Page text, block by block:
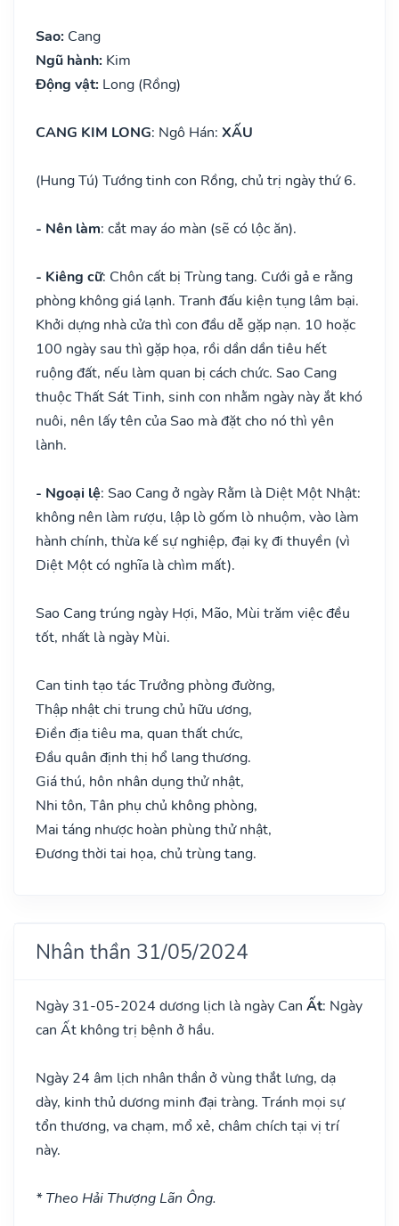
Sao: Cang
Ngũ hành: Kim
Động vật: Long (Rồng)
CANG KIM LONG: Ngô Hán: XẤU
(Hung Tú) Tướng tinh con Rồng, chủ trị ngày thứ 6.
- Nên làm: cắt may áo màn (sẽ có lộc ăn).
- Kiêng cữ: Chôn cất bị Trùng tang. Cưới gả e rằng
phòng không giá lạnh. Tranh đấu kiện tụng lâm bại.
Khởi dựng nhà cửa thì con đầu dễ gặp nạn. 10 hoặc
100 ngày sau thì gặp họa, rồi dần dần tiêu hết
ruộng đất, nếu làm quan bị cách chức. Sao Cang
thuộc Thất Sát Tinh, sinh con nhằm ngày này ắt khó
nuôi, nên lấy tên của Sao mà đặt cho nó thì yên
lành.
- Ngoại lệ: Sao Cang ở ngày Rằm là Diệt Một Nhật:
không nên làm rượu, lập lò gốm lò nhuộm, vào làm
hành chính, thừa kế sự nghiệp, đại kỵ đi thuyền (vì
Diệt Một có nghĩa là chìm mất).
Sao Cang trúng ngày Hợi, Mão, Mùi trăm việc đều
tốt, nhất là ngày Mùi.
Can tinh tạo tác Trưởng phòng đường,
Thập nhật chi trung chủ hữu ương,
Điền địa tiêu ma, quan thất chức,
Đầu quân định thị hổ lang thương.
Giá thú, hôn nhân dụng thử nhật,
Nhi tôn, Tân phụ chủ không phòng,
Mai táng nhược hoàn phùng thử nhật,
Đương thời tai họa, chủ trùng tang.
Nhân thần 31/05/2024
Ngày 31-05-2024 dương lịch là ngày Can Ất: Ngày
can Ất không trị bệnh ở hầu.
Ngày 24 âm lịch nhân thần ở vùng thắt lưng, dạ
dày, kinh thủ dương minh đại tràng. Tránh mọi sự
tổn thương, va chạm, mổ xẻ, châm chích tại vị trí
này.
* Theo Hải Thượng Lãn Ông.